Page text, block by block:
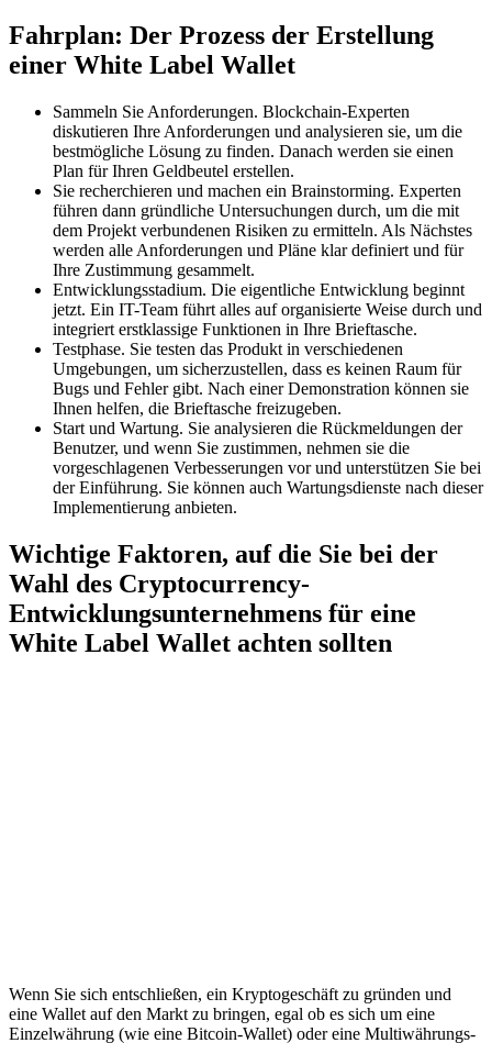
Fahrplan: Der Prozess der Erstellung
einer White Label Wallet
Sammeln Sie Anforderungen. Blockchain-Experten
diskutieren Ihre Anforderungen und analysieren sie, um die
bestmögliche Lösung zu finden. Danach werden sie einen
Plan für Ihren Geldbeutel erstellen.
Sie recherchieren und machen ein Brainstorming. Experten
führen dann gründliche Untersuchungen durch, um die mit
dem Projekt verbundenen Risiken zu ermitteln. Als Nächstes
werden alle Anforderungen und Pläne klar definiert und für
Ihre Zustimmung gesammelt.
Entwicklungsstadium. Die eigentliche Entwicklung beginnt
jetzt. Ein IT-Team führt alles auf organisierte Weise durch und
integriert erstklassige Funktionen in Ihre Brieftasche.
Testphase. Sie testen das Produkt in verschiedenen
Umgebungen, um sicherzustellen, dass es keinen Raum für
Bugs und Fehler gibt. Nach einer Demonstration können sie
Ihnen helfen, die Brieftasche freizugeben.
Start und Wartung. Sie analysieren die Rückmeldungen der
Benutzer, und wenn Sie zustimmen, nehmen sie die
vorgeschlagenen Verbesserungen vor und unterstützen Sie bei
der Einführung. Sie können auch Wartungsdienste nach dieser
Implementierung anbieten.
Wichtige Faktoren, auf die Sie bei der
Wahl des Cryptocurrency-
Entwicklungsunternehmens für eine
White Label Wallet achten sollten
Wenn Sie sich entschließen, ein Kryptogeschäft zu gründen und
eine Wallet auf den Markt zu bringen, egal ob es sich um eine
Einzelwährung (wie eine Bitcoin-Wallet) oder eine Multiwährungs-